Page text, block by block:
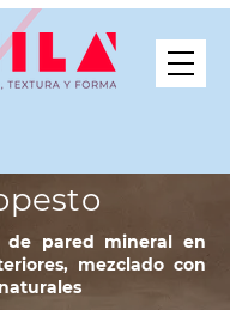
viva
de pared mineral en
mezclado con